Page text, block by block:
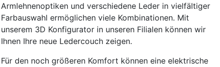
Armlehnenoptiken und verschiedene Leder in vielfältiger
Farbauswahl ermöglichen viele Kombinationen. Mit
unserem 3D Konfigurator in unseren Filialen können wir
Ihnen Ihre neue Ledercouch zeigen.
Für den noch größeren Komfort können eine elektrische